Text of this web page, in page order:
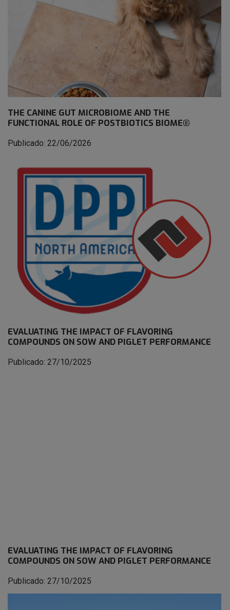
THE CANINE GUT MICROBIOME AND THE
FUNCTIONAL ROLE OF POSTBIOTICS BIOME®
Publicado: 22/06/2026
EVALUATING THE IMPACT OF FLAVORING
COMPOUNDS ON SOW AND PIGLET PERFORMANCE
Publicado: 27/10/2025
EVALUATING THE IMPACT OF FLAVORING
COMPOUNDS ON SOW AND PIGLET PERFORMANCE
Publicado: 27/10/2025